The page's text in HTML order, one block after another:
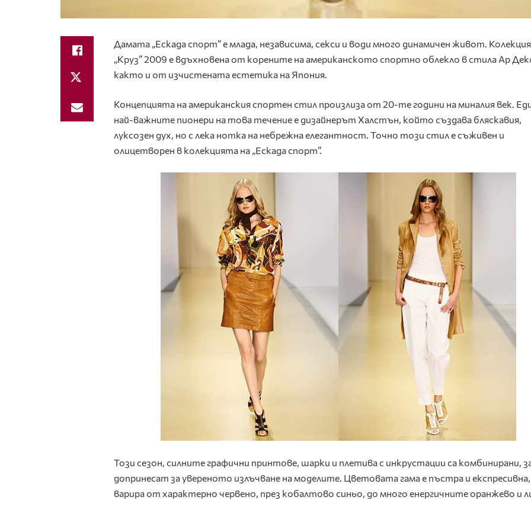
Дамата „Ескада спорт” е млада, независима, секси и води много динамичен живот.
„Круз” 2009 е вдъхновена от корените на американското спортно облекло в стила Ар
както и от изчистената естетика на Япония.
Концепцията на американския спортен стил произлиза от 20-те години на миналия век.
най-важните пионери на това течение е дизайнерът Халстън, който създава бляскавия,
луксозен дух, но с лека нотка на небрежна елегантност. Точно този стил е съживен и
олицетворен в колекцията на „Ескада спорт”.
Този сезон, силните графични принтове, шарки и плетива с инкрустации са комбинирани,
допринесат за увереното излъчване на моделите. Цветовата гама е пъстра и
варира от характерно червено, през кобалтово синьо, до много енергичните оранжево и